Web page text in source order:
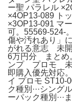
ー聖 パラレル
×4OP13-089 ト
×3OP13-091 マ
可。55569-524-
傷や汚れあり」
がれる意志 未
6万円分 まとめ
ンプ プロモ 未
即購入優先対応
イ プロモ ST10-
ク種別···シング
ーパック種別···